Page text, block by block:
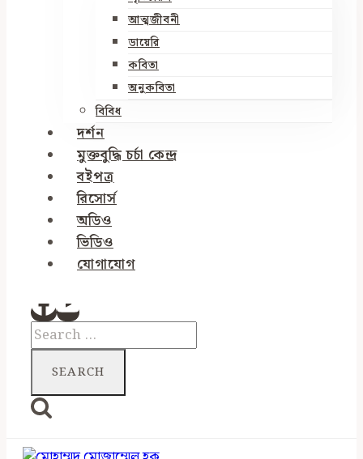
আত্মজীবনী
ডায়েরি
কবিতা
অনুকবিতা
বিবিধ
দর্শন
মুক্তবুদ্ধি চর্চা কেন্দ্র
বইপত্র
রিসোর্স
অডিও
ভিডিও
যোগাযোগ
Search
for: